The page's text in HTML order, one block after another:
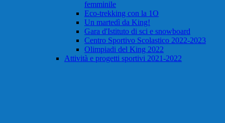
femminile
Eco-trekking con la 1O
Un martedì da King!
Gara d'Istituto di sci e snowboard
Centro Sportivo Scolastico 2022-2023
Olimpiadi del King 2022
Attività e progetti sportivi 2021-2022